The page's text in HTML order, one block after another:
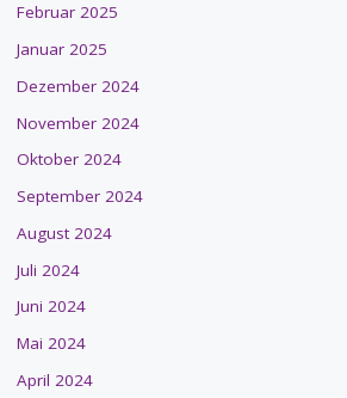
Februar 2025
Januar 2025
Dezember 2024
November 2024
Oktober 2024
September 2024
August 2024
Juli 2024
Juni 2024
Mai 2024
April 2024